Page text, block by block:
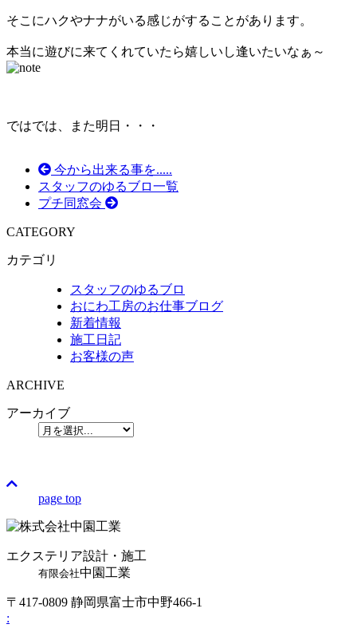
そこにハクやナナがいる感じがすることがあります。
本当に遊びに来てくれていたら嬉しいし逢いたいなぁ～
ではでは、また明日・・・
今から出来る事を.....
スタッフのゆるブロ一覧
プチ同窓会
CATEGORY
カテゴリ
スタッフのゆるブロ
おにわ工房のお仕事ブログ
新着情報
施工日記
お客様の声
ARCHIVE
アーカイブ
page top
エクステリア設計・施工
有限会社中園工業
〒417-0809 静岡県富士市中野466-1
: